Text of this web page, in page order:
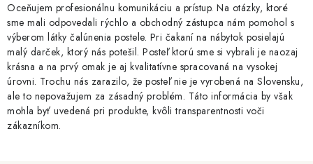
Oceňujem profesionálnu komunikáciu a prístup. Na otázky, ktoré
sme mali odpovedali rýchlo a obchodný zástupca nám pomohol s
výberom látky čalúnenia postele. Pri čakaní na nábytok posielajú
malý darček, ktorý nás potešil. Posteľ ktorú sme si vybrali je naozaj
krásna a na prvý omak je aj kvalitatívne spracovaná na vysokej
úrovni. Trochu nás zarazilo, že posteľ nie je vyrobená na Slovensku,
ale to nepovažujem za zásadný problém. Táto informácia by však
mohla byť uvedená pri produkte, kvôli transparentnosti voči
zákazníkom.